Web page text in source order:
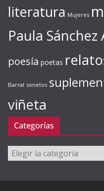
literatura Mujeres
Paula
poesía poetas
Barral sonetos
viñeta
Categorías
Categorías